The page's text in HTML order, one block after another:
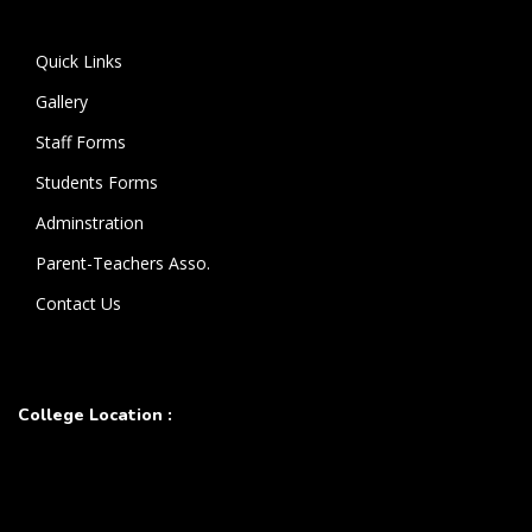
Quick Links
Gallery
Staff Forms
Students Forms
Adminstration
Parent-Teachers Asso.
Contact Us
College Location :